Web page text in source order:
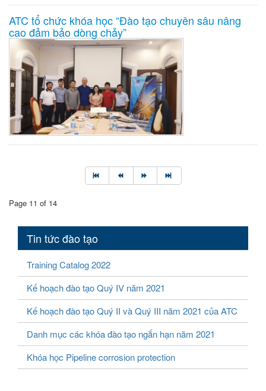
ATC tổ chức khóa học “Đào tạo chuyên sâu nâng
cao đảm bảo dòng chảy”
Page 11 of 14
Tin tức đào tạo
Training Catalog 2022
Kế hoạch đào tạo Quý IV năm 2021
Kế hoạch đào tạo Quý II và Quý III năm 2021 của ATC
Danh mục các khóa đào tạo ngắn hạn năm 2021
Khóa học Pipeline corrosion protection